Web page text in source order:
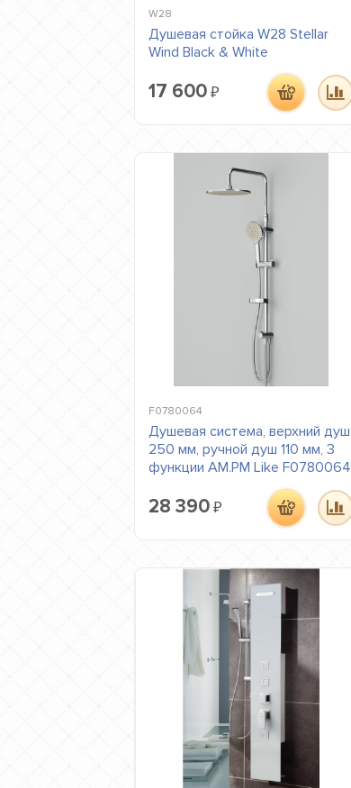
W28
Душевая стойка W28 Stellar
Wind Black & White
17 600₽
F0780064
Душевая система, верхний душ
250 мм, ручной душ 110 мм, 3
функции AM.PM Like F0780064
28 390₽